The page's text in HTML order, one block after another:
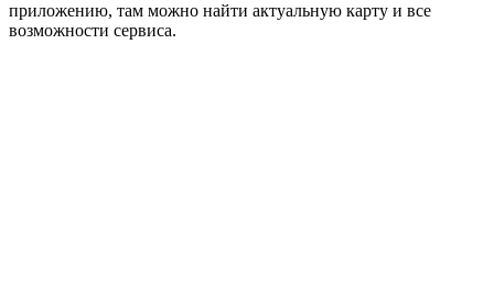
приложению, там можно найти актуальную карту и все
возможности сервиса.